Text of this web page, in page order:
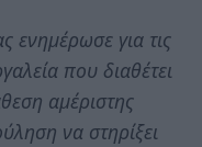
ενημέρωσε για τις
που διαθέτει
αμέριστης
να στηρίξει